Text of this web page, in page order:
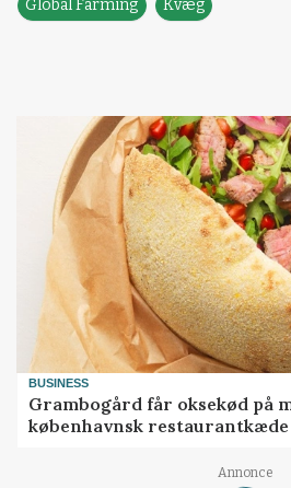
Global Farming Kvæg
BUSINESS
Grambogård får oksekød på
københavnsk restaurantkæde
Annonce